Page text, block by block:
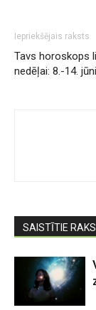
Iepriekšējais raksts
Tavs horoskops
nedēļai: 8.-14.
SAISTĪTIE